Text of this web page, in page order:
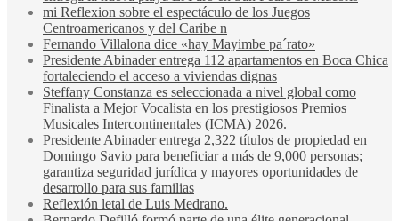
mi Reflexion sobre el espectáculo de los Juegos
Centroamericanos y del Caribe n
Fernando Villalona dice «hay Mayimbe pa´rato»
Presidente Abinader entrega 112 apartamentos en Boca Chica
fortaleciendo el acceso a viviendas dignas
Steffany Constanza es seleccionada a nivel global como
Finalista a Mejor Vocalista en los prestigiosos Premios
Musicales Intercontinentales (ICMA) 2026.
Presidente Abinader entrega 2,322 títulos de propiedad en
Domingo Savio para beneficiar a más de 9,000 personas;
garantiza seguridad jurídica y mayores oportunidades de
desarrollo para sus familias
Reflexión letal de Luis Medrano.